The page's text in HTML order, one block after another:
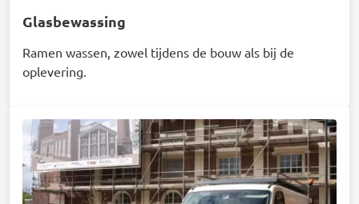
Glasbewassing
Ramen wassen, zowel tijdens de bouw als bij de
oplevering.
Afbeelding